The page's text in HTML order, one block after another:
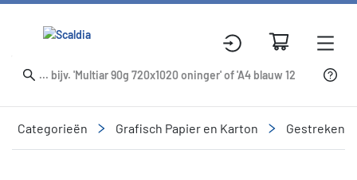
Categorieën Grafisch Papier en Karton Gestreken